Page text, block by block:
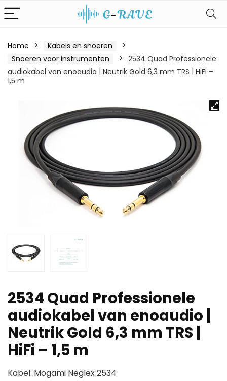
Home
Kabels en snoeren
Snoeren voor instrumenten
2534 Quad Professionele
audiokabel van enoaudio | Neutrik Gold 6,3 mm TRS | HiFi –
1,5 m
2534 Quad Professionele
audiokabel van enoaudio |
Neutrik Gold 6,3 mm TRS |
HiFi – 1,5 m
Kabel: Mogami Neglex 2534